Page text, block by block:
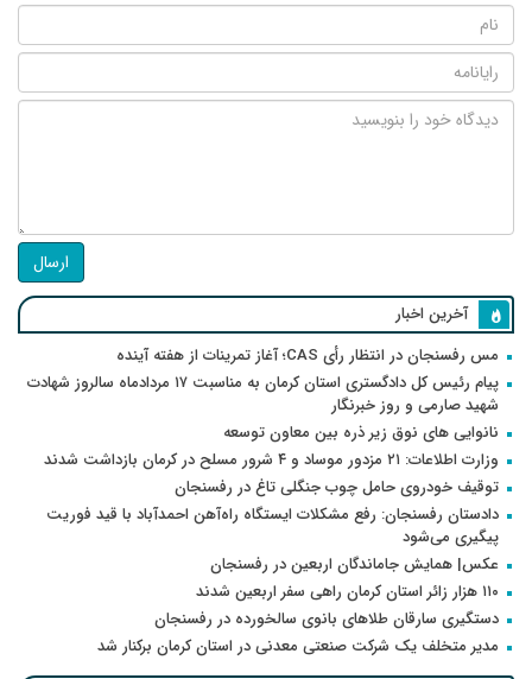
ارسال
آخرین اخبار
مس رفسنجان در انتظار رأی CAS؛ آغاز تمرینات از هفته آینده
پیام رئیس کل دادگستری استان کرمان به مناسبت ۱۷ مردادماه سالروز شهادت
شهید صارمی و روز خبرنگار
نانوایی های نوق زیر ذره بین معاون توسعه
وزارت اطلاعات: ۲۱ مزدور موساد و ۴ شرور مسلح در کرمان بازداشت شدند
توقیف خودروی حامل چوب جنگلی تاغ در رفسنجان
دادستان رفسنجان: رفع مشکلات ایستگاه راه‌آهن احمدآباد با قید فوریت
پیگیری می‌شود
عکس| همایش جاماندگان اربعین در رفسنجان
۱۱۰ هزار زائر استان کرمان راهی سفر اربعین شدند
دستگیری سارقان طلاهای بانوی سالخورده در رفسنجان
مدیر متخلف یک شرکت صنعتی معدنی در استان کرمان برکنار شد